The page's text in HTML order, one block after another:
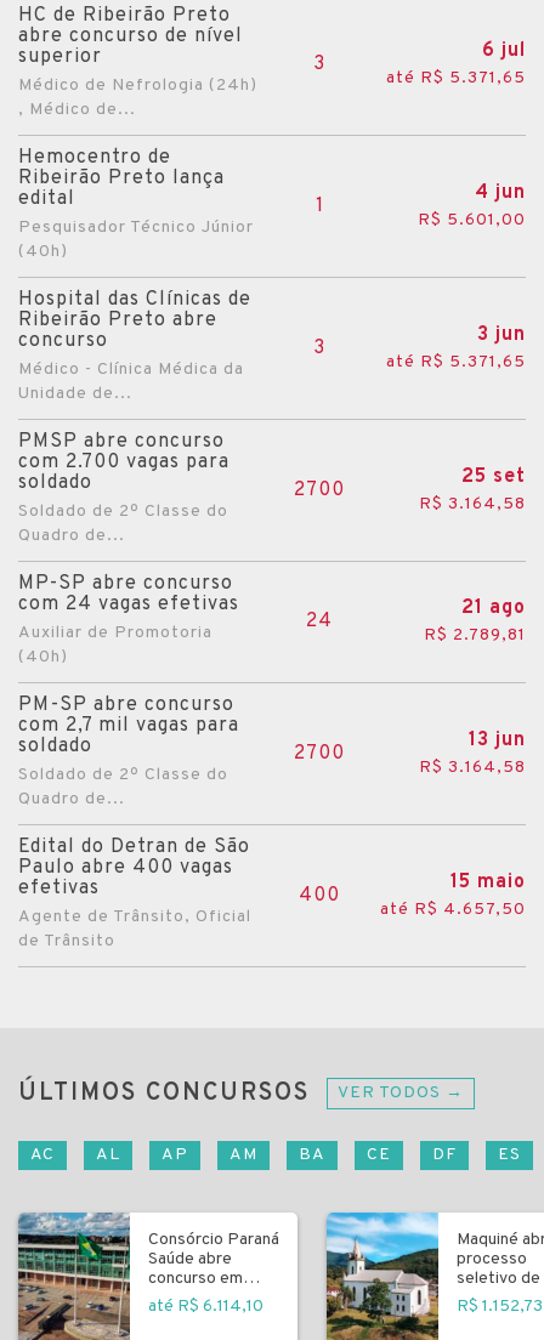
HC de Ribeirão Preto
abre concurso de nível
superior
Médico de Nefrologia (24h)
, Médico de...
3
6 jul
até R$ 5.371,65
Hemocentro de
Ribeirão Preto lança
edital
Pesquisador Técnico Júnior
(40h)
1
4 jun
R$ 5.601,00
Hospital das Clínicas de
Ribeirão Preto abre
concurso
Médico - Clínica Médica da
Unidade de...
3
3 jun
até R$ 5.371,65
PMSP abre concurso
com 2.700 vagas para
soldado
Soldado de 2º Classe do
Quadro de...
2700
25 set
R$ 3.164,58
MP-SP abre concurso
com 24 vagas efetivas
Auxiliar de Promotoria
(40h)
24
21 ago
R$ 2.789,81
PM-SP abre concurso
com 2,7 mil vagas para
soldado
Soldado de 2º Classe do
Quadro de...
2700
13 jun
R$ 3.164,58
Edital do Detran de São
Paulo abre 400 vagas
efetivas
Agente de Trânsito, Oficial
de Trânsito
400
15 maio
até R$ 4.657,50
ÚLTIMOS CONCURSOS VER TODOS →
AC AL AP AM BA CE DF ES
Consórcio Paraná
Saúde abre
concurso em
Curitiba
até R$ 6.114,10
Maquiné
processo
seletivo de
R$ 1.152,73